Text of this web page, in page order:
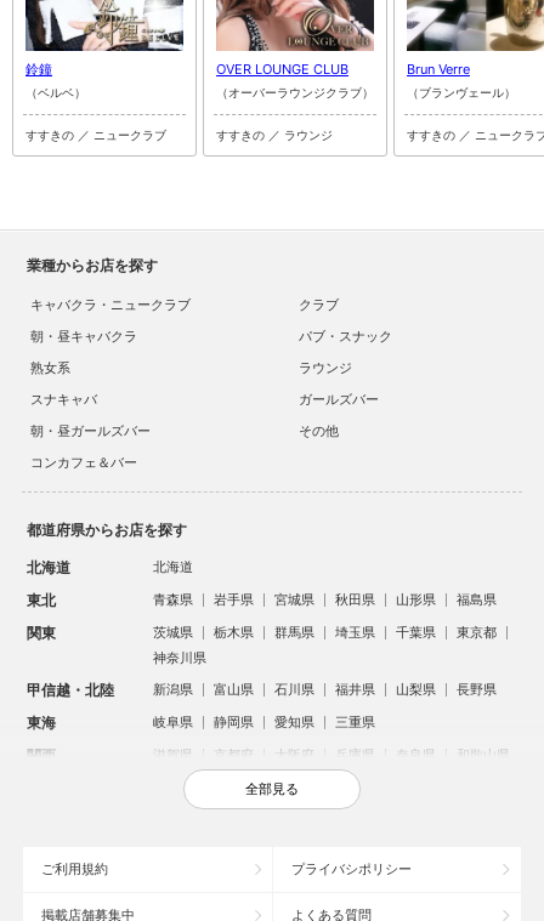
鈴鐘
（ベルベ）
すすきの ／ ニュークラブ
OVER LOUNGE CLUB
（オーバーラウンジクラブ）
すすきの ／ ラウンジ
Brun Verre
（ブランヴェール）
すすきの ／ ニュークラ
業種からお店を探す
キャバクラ・ニュークラブ
クラブ
朝・昼キャバクラ
パブ・スナック
熟女系
ラウンジ
スナキャバ
ガールズバー
朝・昼ガールズバー
その他
コンカフェ＆バー
都道府県からお店を探す
北海道 北海道
東北 青森県 岩手県 宮城県 秋田県 山形県 福島県
関東 茨城県 栃木県 群馬県 埼玉県 千葉県
東京都
神奈川県
甲信越・北陸 新潟県 富山県 石川県 福井県 山梨県 長野県
東海 岐阜県 静岡県 愛知県 三重県
関西 滋賀県 京都府 大阪府 兵庫県 奈良県 和歌山県
鳥取県 島根県 岡山県 広島県
沖縄県
全部見る
ご利用規約 プライバシポリシー
掲載店舗募集中 よくある質問